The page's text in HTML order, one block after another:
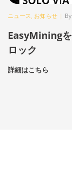
ニュース, お知らせ |
EasyMining
ロック
詳細はこちら